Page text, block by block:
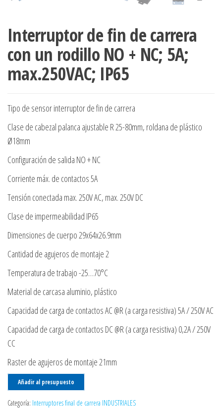
Interruptor de fin de carrera
con un rodillo NO + NC; 5A;
max.250VAC; IP65
Tipo de sensor interruptor de fin de carrera
Clase de cabezal palanca ajustable R 25-80mm, roldana de plástico
Ø18mm
Configuración de salida NO + NC
Corriente máx. de contactos 5A
Tensión conectada max. 250V AC, max. 250V DC
Clase de impermeabilidad IP65
Dimensiones de cuerpo 29x64x26.9mm
Cantidad de agujeros de montaje 2
Temperatura de trabajo -25…70°C
Material de carcasa aluminio, plástico
Capacidad de carga de contactos AC @R (a carga resistiva) 5A / 250V AC
Capacidad de carga de contactos DC @R (a carga resistiva) 0,2A / 250V
CC
Raster de agujeros de montaje 21mm
Añadir al presupuesto
Categoría: Interruptores final de carrera INDUSTRIALES